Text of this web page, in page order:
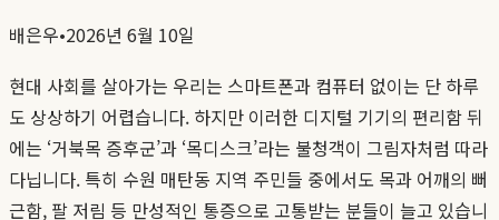
배은우•2026년 6월 10일
현대 사회를 살아가는 우리는 스마트폰과 컴퓨터 없이는 단 하루
도 상상하기 어렵습니다. 하지만 이러한 디지털 기기의 편리함 뒤
에는 ‘거북목 증후군’과 ‘목디스크’라는 불청객이 그림자처럼 따라
다닙니다. 특히 수원 매탄동 지역 주민들 중에서도 목과 어깨의 뻐
근함, 팔 저림 등 만성적인 통증으로 고통받는 분들이 늘고 있습니